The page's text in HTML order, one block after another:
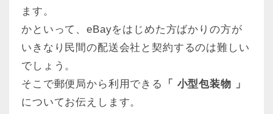
ます。
かといって、eBayをはじめた方ばかりの方が
いきなり民間の配送会社と契約するのは難しい
でしょう。
そこで郵便局から利用できる
「 小型包装物 」
についてお伝えします。